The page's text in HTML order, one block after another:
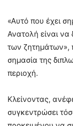
«Αυτό που έχει
Ανατολή είναι να
των ζητημάτων»,
σημασία της
περιοχή.
Κλείνοντας,
συγκεντρώσει